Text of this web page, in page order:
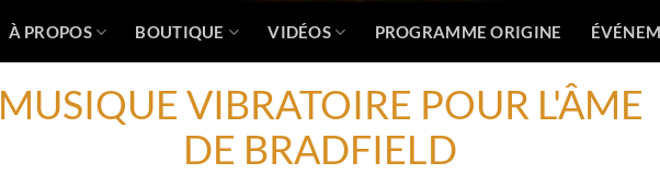
À PROPOS BOUTIQUE VIDÉOS PROGRAMME ORIGINE
MUSIQUE VIBRATOIRE POUR L'ÂME
DE BRADFIELD